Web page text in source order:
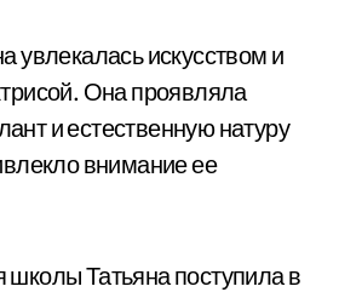
увлекалась искусством и
Она проявляла
и естественную натуру
внимание ее
школы Татьяна поступила в